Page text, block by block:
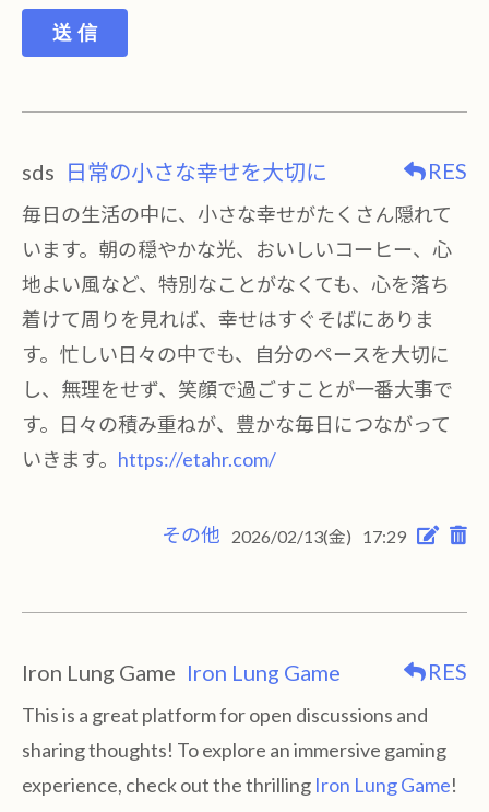
送 信
sds 日常の小さな幸せを大切に RES
毎日の生活の中に、小さな幸せがたくさん隠れて
います。朝の穏やかな光、おいしいコーヒー、心
地よい風など、特別なことがなくても、心を落ち
着けて周りを見れば、幸せはすぐそばにありま
す。忙しい日々の中でも、自分のペースを大切に
し、無理をせず、笑顔で過ごすことが一番大事で
す。日々の積み重ねが、豊かな毎日につながって
いきます。 https://etahr.com/
その他 2026/02/13(金) 17:29
Iron Lung Game Iron Lung Game RES
This is a great platform for open discussions and
sharing thoughts! To explore an immersive gaming
experience, check out the thrilling Iron Lung Game!